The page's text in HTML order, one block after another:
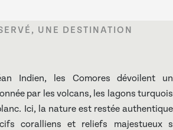
UNE DESTINATION
Indien, les Comores dévoilent
par les volcans, les lagons
Ici, la nature est restée
coralliens et reliefs majestueux